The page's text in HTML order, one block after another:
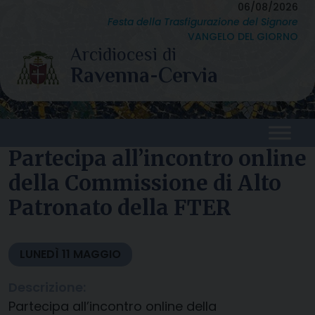
content
06/08/2026
Festa della Trasfigurazione del Signore
VANGELO DEL GIORNO
Partecipa all’incontro online
della Commissione di Alto
Patronato della FTER
LUNEDÌ 11 MAGGIO
Partecipa all’incontro online della